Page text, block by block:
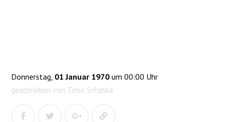
Donnerstag, 01 Januar 1970 um 00:00 Uhr
geschrieben von Timo Schyska